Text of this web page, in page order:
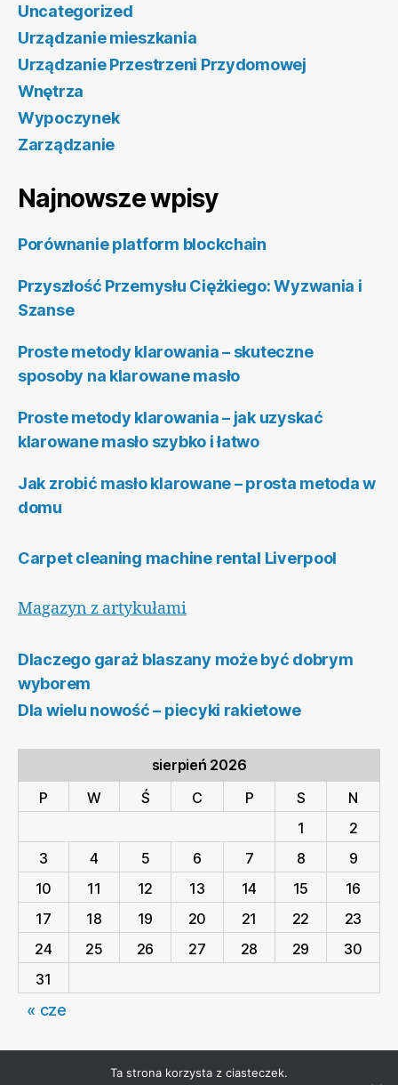
Uncategorized
Urządzanie mieszkania
Urządzanie Przestrzeni Przydomowej
Wnętrza
Wypoczynek
Zarządzanie
Najnowsze wpisy
Porównanie platform blockchain
Przyszłość Przemysłu Ciężkiego: Wyzwania i
Szanse
Proste metody klarowania – skuteczne
sposoby na klarowane masło
Proste metody klarowania – jak uzyskać
klarowane masło szybko i łatwo
Jak zrobić masło klarowane – prosta metoda w
domu
Carpet cleaning machine rental Liverpool
Magazyn z artykułami
Dlaczego garaż blaszany może być dobrym
wyborem
Dla wielu nowość – piecyki rakietowe
sierpień 2026
P
W Ś C P S
N
1
2
3
4 5 6 7 8
9
10
11 12 13 14 15
16
17
18 19 20 21 22
23
24
25 26 27 28 29
30
31
« cze
Ta strona korzysta z ciasteczek.